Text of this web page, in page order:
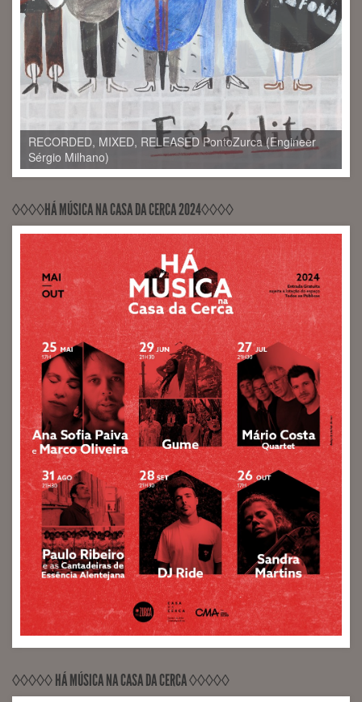
RECORDED, MIXED, RELEASED PontoZurca (Engineer
Sérgio Milhano)
◊◊◊◊HÁ MÚSICA NA CASA DA CERCA 2024◊◊◊◊
◊◊◊◊◊ HÁ MÚSICA NA CASA DA CERCA ◊◊◊◊◊